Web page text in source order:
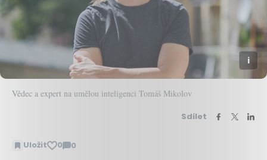
Vědec a expert na umělou inteligenci Tomáš Mikolov
Sdílet
Uložit 0 0
Zobrazit